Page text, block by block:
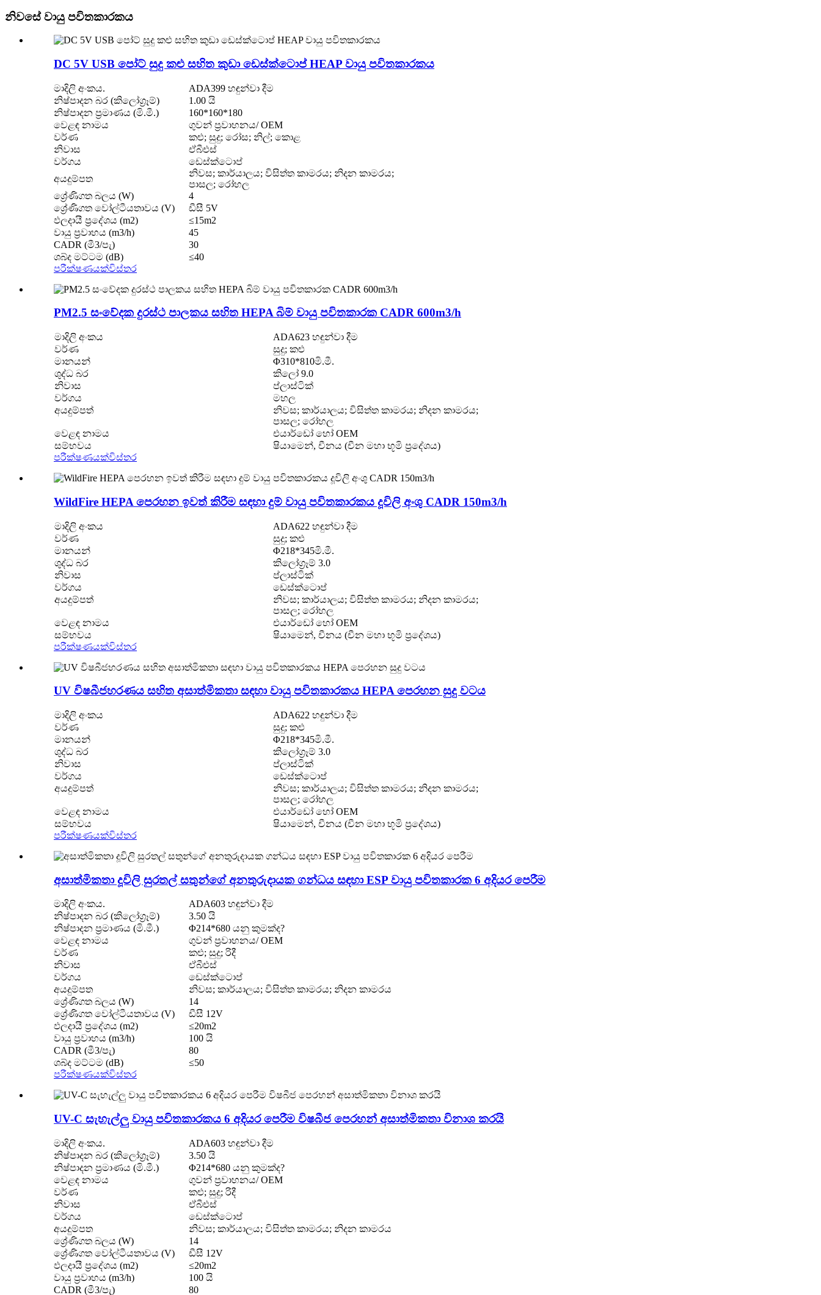
නිවසේ වායු පවිතකාරකය
DC 5V USB පෝට් සුදු කළු සහිත කුඩා ඩෙස්ක්ටොප් HEAP වායු පවිතකාරකය
මාදිලි අංකය.
ADA399 හඳුන්වා දීම
නිෂ්පාදන බර (කිලෝග්‍රෑම්)
1.00 යි
නිෂ්පාදන ප්‍රමාණය (මි.මී.)
160*160*180
වෙළඳ නාමය
ගුවන් ප්‍රවාහනය/ OEM
වර්ණ
කළු; සුදු; රෝස; නිල්; කොළ
නිවාස
ඒබීඑස්
වර්ගය
ඩෙස්ක්ටොප්
අයදුම්පත
නිවස; කාර්යාලය; විසිත්ත කාමරය; නිදන කාමරය;
පාසල; රෝහල
ශ්‍රේණිගත බලය (W)
4
ශ්‍රේණිගත වෝල්ටීයතාවය (V)
ඩීසී 5V
ඵලදායී ප්‍රදේශය (m2)
≤15m2
වායු ප්‍රවාහය (m3/h)
45
CADR (මී3/පැ)
30
ශබ්ද මට්ටම (dB)
≤40
පරීක්ෂණයක්විස්තර
PM2.5 සංවේදක දුරස්ථ පාලකය සහිත HEPA බිම් වායු පවිතකාරක CADR 600m3/h
මාදිලි අංකය
ADA623 හඳුන්වා දීම
වර්ණ
සුදු; කළු
මානයන්
Φ310*810මි.මී.
ශුද්ධ බර
කිලෝ 9.0
නිවාස
ප්ලාස්ටික්
වර්ගය
මහල
අයදුම්පත්
නිවස; කාර්යාලය; විසිත්ත කාමරය; නිදන කාමරය;
පාසල; රෝහල
වෙළඳ නාමය
එයාර්ඩෝ හෝ OEM
සම්භවය
ෂියාමෙන්, චීනය (චීන මහා භූමි ප්‍රදේශය)
පරීක්ෂණයක්විස්තර
WildFire HEPA පෙරහන ඉවත් කිරීම සඳහා දුම් වායු පවිතකාරකය දූවිලි අංශු CADR 150m3/h
මාදිලි අංකය
ADA622 හඳුන්වා දීම
වර්ණ
සුදු; කළු
මානයන්
Φ218*345මි.මී.
ශුද්ධ බර
කිලෝග්‍රෑම් 3.0
නිවාස
ප්ලාස්ටික්
වර්ගය
ඩෙස්ක්ටොප්
අයදුම්පත්
නිවස; කාර්යාලය; විසිත්ත කාමරය; නිදන කාමරය;
පාසල; රෝහල
වෙළඳ නාමය
එයාර්ඩෝ හෝ OEM
සම්භවය
ෂියාමෙන්, චීනය (චීන මහා භූමි ප්‍රදේශය)
පරීක්ෂණයක්විස්තර
UV විෂබීජහරණය සහිත අසාත්මිකතා සඳහා වායු පවිතකාරකය HEPA පෙරහන සුදු වටය
මාදිලි අංකය
ADA622 හඳුන්වා දීම
වර්ණ
සුදු; කළු
මානයන්
Φ218*345මි.මී.
ශුද්ධ බර
කිලෝග්‍රෑම් 3.0
නිවාස
ප්ලාස්ටික්
වර්ගය
ඩෙස්ක්ටොප්
අයදුම්පත්
නිවස; කාර්යාලය; විසිත්ත කාමරය; නිදන කාමරය;
පාසල; රෝහල
වෙළඳ නාමය
එයාර්ඩෝ හෝ OEM
සම්භවය
ෂියාමෙන්, චීනය (චීන මහා භූමි ප්‍රදේශය)
පරීක්ෂණයක්විස්තර
අසාත්මිකතා දූවිලි සුරතල් සතුන්ගේ අනතුරුදායක ගන්ධය සඳහා ESP වායු පවිතකාරක 6 අදියර පෙරීම
මාදිලි අංකය.
ADA603 හඳුන්වා දීම
නිෂ්පාදන බර (කිලෝග්‍රෑම්)
3.50 යි
නිෂ්පාදන ප්‍රමාණය (මි.මී.)
Φ214*680 යනු කුමක්ද?
වෙළඳ නාමය
ගුවන් ප්‍රවාහනය/ OEM
වර්ණ
කළු; සුදු; රිදී
නිවාස
ඒබීඑස්
වර්ගය
ඩෙස්ක්ටොප්
අයදුම්පත
නිවස; කාර්යාලය; විසිත්ත කාමරය; නිදන කාමරය
ශ්‍රේණිගත බලය (W)
14
ශ්‍රේණිගත වෝල්ටීයතාවය (V)
ඩීසී 12V
ඵලදායී ප්‍රදේශය (m2)
≤20m2
වායු ප්‍රවාහය (m3/h)
100 යි
CADR (මී3/පැ)
80
ශබ්ද මට්ටම (dB)
≤50
පරීක්ෂණයක්විස්තර
UV-C සැහැල්ලු වායු පවිතකාරකය 6 අදියර පෙරීම විෂබීජ පෙරහන් අසාත්මිකතා විනාශ කරයි
මාදිලි අංකය.
ADA603 හඳුන්වා දීම
නිෂ්පාදන බර (කිලෝග්‍රෑම්)
3.50 යි
නිෂ්පාදන ප්‍රමාණය (මි.මී.)
Φ214*680 යනු කුමක්ද?
වෙළඳ නාමය
ගුවන් ප්‍රවාහනය/ OEM
වර්ණ
කළු; සුදු; රිදී
නිවාස
ඒබීඑස්
වර්ගය
ඩෙස්ක්ටොප්
අයදුම්පත
නිවස; කාර්යාලය; විසිත්ත කාමරය; නිදන කාමරය
ශ්‍රේණිගත බලය (W)
14
ශ්‍රේණිගත වෝල්ටීයතාවය (V)
ඩීසී 12V
ඵලදායී ප්‍රදේශය (m2)
≤20m2
වායු ප්‍රවාහය (m3/h)
100 යි
CADR (මී3/පැ)
80